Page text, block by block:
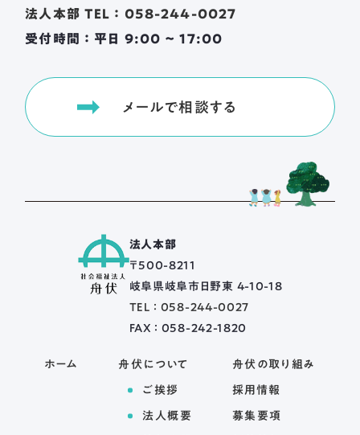
法人本部 TEL ： 058-244-0027
受付時間 ： 平日 9:00 ~ 17:00
メールで相談する
法人本部
〒500-8211
岐阜県岐阜市日野東 4-10-18
TEL ： 058-244-0027
FAX ： 058-242-1820
ホーム 舟伏について
ご挨拶
法人概要
舟伏の取り組み
採用情報
募集要項